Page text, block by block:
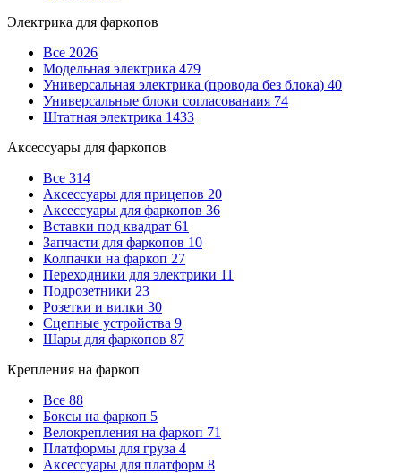
Электрика для фаркопов
Все 2026
Модельная электрика 479
Универсальная электрика (провода без блока) 40
Универсальные блоки согласованаия 74
Штатная электрика 1433
Аксессуары для фаркопов
Все 314
Аксессуары для прицепов 20
Аксессуары для фаркопов 36
Вставки под квадрат 61
Запчасти для фаркопов 10
Колпачки на фаркоп 27
Переходники для электрики 11
Подрозетники 23
Розетки и вилки 30
Сцепные устройства 9
Шары для фаркопов 87
Крепления на фаркоп
Все 88
Боксы на фаркоп 5
Велокрепления на фаркоп 71
Платформы для груза 4
Аксессуары для платформ 8